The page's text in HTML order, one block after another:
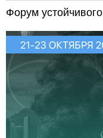
Форум